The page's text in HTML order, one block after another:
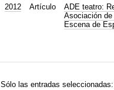
2012 Artículo
ADE teatro:
Asociación
Escena de
Sólo las entradas seleccionadas: